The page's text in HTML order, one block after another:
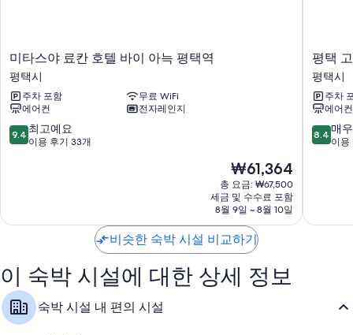
옷장 또는 벽장, 발코니 및 바닥 난방
미
타
스
야
료
칸
호
평
평
택
시
미타스야 료칸 호텔 바이 아늑 평택역
평택시
주차 포함
무료 WiFi
에어컨
전자레인지
10
점
최
요,
이
용
후
기
9.4 최고예요
이용 후기 33개
현
재
요
금
₩61,364
₩61,364
총 요금: ₩67,500
세금 및 수수료 포함
8월 9일 ~ 8월 10일
평
택
고
덕
리
치
스
택
평택
평택시
주차
에어컨
10
점
매
8.4 매
이용
비슷한 숙박 시설 비교하기
이 숙박 시설에 대한 상세 정보
숙박 시설 내 편의 시설